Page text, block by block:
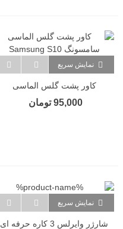
نمایش سریع
کاور پشت گلس الماسی
سامسونگ Samsung S10
95,000 تومان
نمایش سریع
شارژر وایرلس 3 کاره حرفه ای